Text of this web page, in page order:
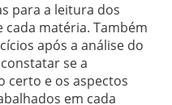
para a leitura dos
matéria. Também
após a análise do
se a
certo e os aspectos
em cada